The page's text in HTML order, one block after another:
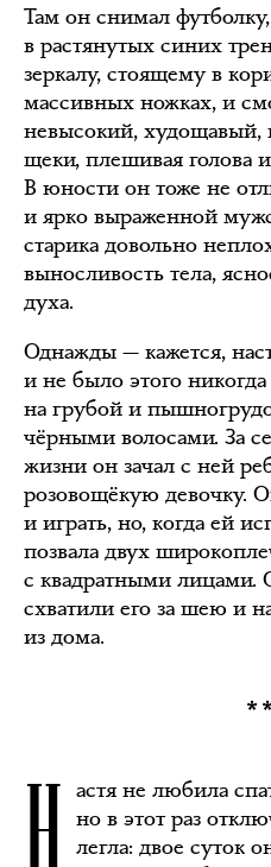
Там он снимал
в растянутых синих
зеркалу, стоящему в
массивных ножках, и
невысокий,
щеки, плешивая голова и
В юности он тоже не
и ярко выраженной
старика довольно
выносливость тела,
духа.
Однажды — кажется,
и не было этого
на грубой и
чёрными волосами. За
жизни он зачал с ней
розовощёкую девочку.
и играть, но, когда ей
позвала двух
с квадратными лицами.
схватили его за шею и
из дома.
Н астя не любила
но в этот раз
легла: двое суток